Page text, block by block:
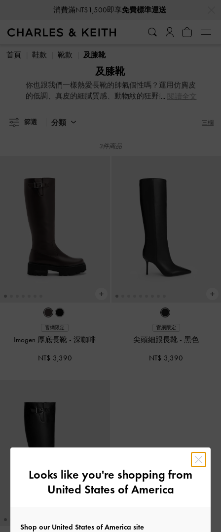
消費滿NT$1,500即享免費標準運送
消費滿NT$1,500即享 免費標準運送
首頁 鞋款 靴款 及膝靴
及膝靴
你也跟我們一樣熱愛長靴的帥氣個性嗎？運用仿麂皮
的低調、真皮的細膩質感、動物紋的狂野結合多種鞋
閱讀全文
篩選 分類 三欄
3件商品
官網限定
Imogen 厚底長靴 -深咖啡
NT$ 3,390
官網限定
尖頭細跟長靴 -黑色
NT$ 3,390
Looks like you're shopping from
United States of America
Shop our United States of America site